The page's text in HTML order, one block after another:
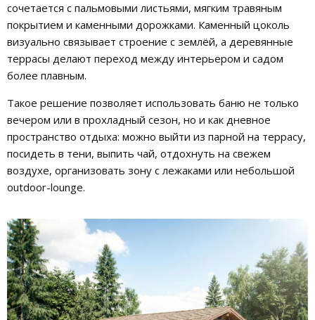
сочетается с пальмовыми листьями, мягким травяным
покрытием и каменными дорожками. Каменный цоколь
визуально связывает строение с землёй, а деревянные
террасы делают переход между интерьером и садом
более плавным.
Такое решение позволяет использовать баню не только
вечером или в прохладный сезон, но и как дневное
пространство отдыха: можно выйти из парной на террасу,
посидеть в тени, выпить чай, отдохнуть на свежем
воздухе, организовать зону с лежаками или небольшой
outdoor-lounge.